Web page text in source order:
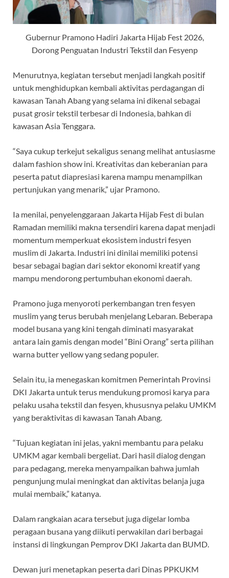
Gubernur Pramono Hadiri Jakarta Hijab Fest 2026,
Dorong Penguatan Industri Tekstil dan Fesyenp
Menurutnya, kegiatan tersebut menjadi langkah positif
untuk menghidupkan kembali aktivitas perdagangan di
kawasan Tanah Abang yang selama ini dikenal sebagai
pusat grosir tekstil terbesar di Indonesia, bahkan di
kawasan Asia Tenggara.
“Saya cukup terkejut sekaligus senang melihat antusiasme
dalam fashion show ini. Kreativitas dan keberanian para
peserta patut diapresiasi karena mampu menampilkan
pertunjukan yang menarik,” ujar Pramono.
Ia menilai, penyelenggaraan Jakarta Hijab Fest di bulan
Ramadan memiliki makna tersendiri karena dapat menjadi
momentum memperkuat ekosistem industri fesyen
muslim di Jakarta. Industri ini dinilai memiliki potensi
besar sebagai bagian dari sektor ekonomi kreatif yang
mampu mendorong pertumbuhan ekonomi daerah.
Pramono juga menyoroti perkembangan tren fesyen
muslim yang terus berubah menjelang Lebaran. Beberapa
model busana yang kini tengah diminati masyarakat
antara lain gamis dengan model “Bini Orang” serta pilihan
warna butter yellow yang sedang populer.
Selain itu, ia menegaskan komitmen Pemerintah Provinsi
DKI Jakarta untuk terus mendukung promosi karya para
pelaku usaha tekstil dan fesyen, khususnya pelaku UMKM
yang beraktivitas di kawasan Tanah Abang.
“Tujuan kegiatan ini jelas, yakni membantu para pelaku
UMKM agar kembali bergeliat. Dari hasil dialog dengan
para pedagang, mereka menyampaikan bahwa jumlah
pengunjung mulai meningkat dan aktivitas belanja juga
mulai membaik,” katanya.
Dalam rangkaian acara tersebut juga digelar lomba
peragaan busana yang diikuti perwakilan dari berbagai
instansi di lingkungan Pemprov DKI Jakarta dan BUMD.
Dewan juri menetapkan peserta dari Dinas PPKUKM